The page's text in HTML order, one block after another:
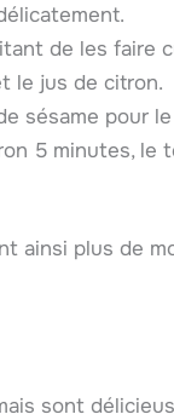
de les faire
le jus de citron.
sésame pour
5 minutes, le
ainsi plus de
sont